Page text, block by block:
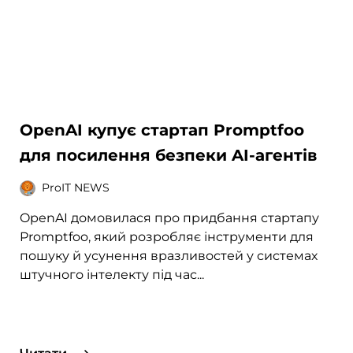
OpenAI купує стартап Promptfoo
для посилення безпеки AI-агентів
ProIT NEWS
OpenAI домовилася про придбання стартапу
Promptfoo, який розробляє інструменти для
пошуку й усунення вразливостей у системах
штучного інтелекту під час...